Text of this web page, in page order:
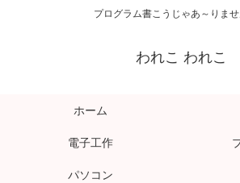
プログラム書こうじゃあ～りませ
われこ われこ
ホーム
電子工作
パソコン